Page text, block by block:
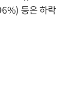
등은 하락